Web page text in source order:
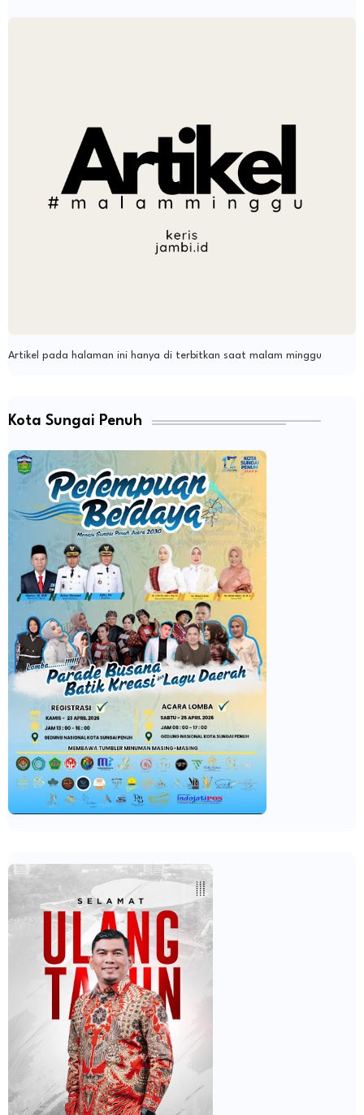
Artikel pada halaman ini hanya di terbitkan saat malam minggu
Kota Sungai Penuh